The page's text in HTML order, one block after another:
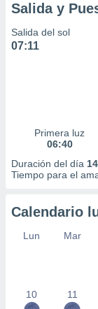
Salida y
Salida del sol
07:11
Primera luz
06:40
Duración del día
Tiempo para el
Calendario
Lun Mar
10 11